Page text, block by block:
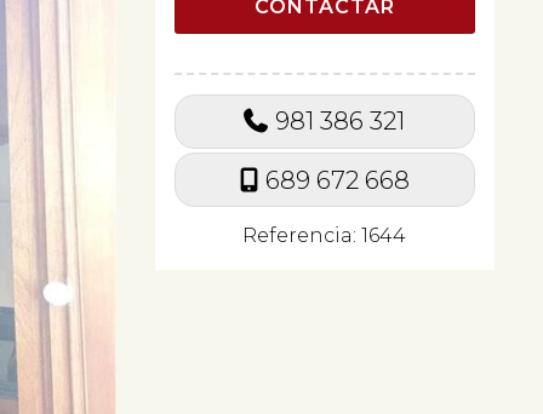
981 386 321
689 672 668
Referencia: 1644